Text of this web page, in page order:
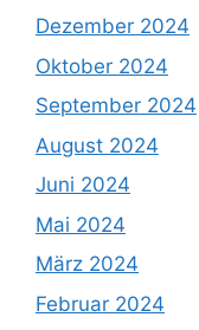
Dezember 2024
Oktober 2024
September 2024
August 2024
Juni 2024
Mai 2024
März 2024
Februar 2024